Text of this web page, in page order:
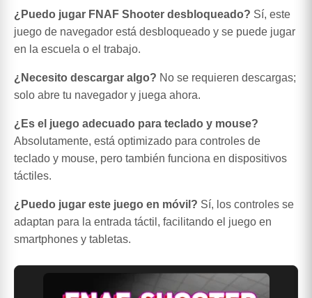
¿Puedo jugar FNAF Shooter desbloqueado? Sí, este
juego de navegador está desbloqueado y se puede jugar
en la escuela o el trabajo.
¿Necesito descargar algo? No se requieren descargas;
solo abre tu navegador y juega ahora.
¿Es el juego adecuado para teclado y mouse?
Absolutamente, está optimizado para controles de
teclado y mouse, pero también funciona en dispositivos
táctiles.
¿Puedo jugar este juego en móvil? Sí, los controles se
adaptan para la entrada táctil, facilitando el juego en
smartphones y tabletas.